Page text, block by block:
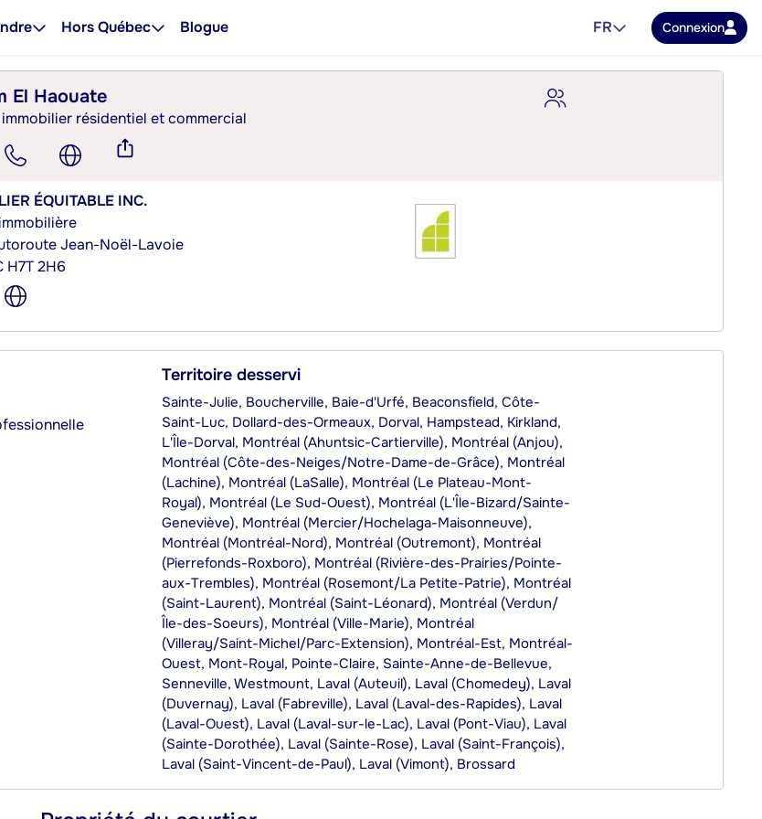
Hors Québec Blogue FR Connexion
El Haouate
résidentiel et commercial
ÉQUITABLE INC.
Jean-Noël-Lavoie
H7T 2H6
Territoire desservi
Sainte-Julie, Boucherville, Baie-d'Urfé, Beaconsfield, Côte-
Saint-Luc, Dollard-des-Ormeaux, Dorval, Hampstead, Kirkland,
L'Île-Dorval, Montréal (Ahuntsic-Cartierville), Montréal (Anjou),
Montréal (Côte-des-Neiges/Notre-Dame-de-Grâce), Montréal
(Lachine), Montréal (LaSalle), Montréal (Le Plateau-Mont-
Royal), Montréal (Le Sud-Ouest), Montréal (L'Île-Bizard/Sainte-
Geneviève), Montréal (Mercier/Hochelaga-Maisonneuve),
Montréal (Montréal-Nord), Montréal (Outremont), Montréal
(Pierrefonds-Roxboro), Montréal (Rivière-des-Prairies/Pointe-
aux-Trembles), Montréal (Rosemont/La Petite-Patrie), Montréal
(Saint-Laurent), Montréal (Saint-Léonard), Montréal (Verdun/
Île-des-Soeurs), Montréal (Ville-Marie), Montréal
(Villeray/Saint-Michel/Parc-Extension), Montréal-Est, Montréal-
Ouest, Mont-Royal, Pointe-Claire, Sainte-Anne-de-Bellevue,
Senneville, Westmount, Laval (Auteuil), Laval (Chomedey), Laval
(Duvernay), Laval (Fabreville), Laval (Laval-des-Rapides), Laval
(Laval-Ouest), Laval (Laval-sur-le-Lac), Laval (Pont-Viau), Laval
(Sainte-Dorothée), Laval (Sainte-Rose), Laval (Saint-François),
Laval (Saint-Vincent-de-Paul), Laval (Vimont), Brossard